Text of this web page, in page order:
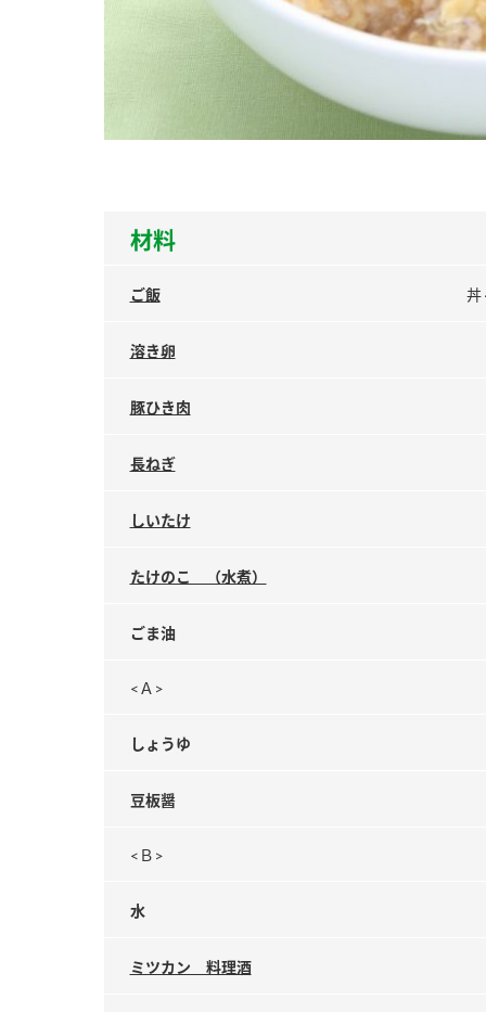
材料
ご飯 丼
溶き卵
豚ひき肉
長ねぎ
しいたけ
たけのこ （水煮）
ごま油
<Ａ>
しょうゆ
豆板醤
<Ｂ>
水
ミツカン 料理酒